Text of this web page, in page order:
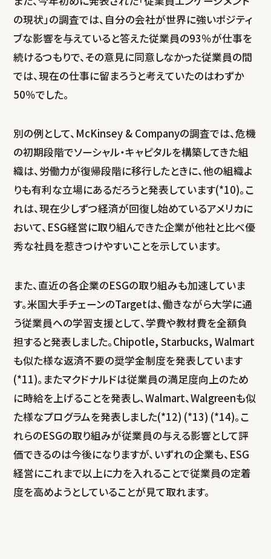
の現状」の調査では、自分の会社が世界に強いポジティ
ブな影響を与えていると答えた従業員の93％が仕事を
続けるつもりで、その意見に同意しなかった従業員の間
では、現在の仕事に留まろうと考えていたのはわずか
50％でした。
別の例として、McKinsey & Companyの調査では、危機
の初期段階でソーシャル・キャピタルを構築してきた組
織は、労働力が復帰段階に移行したときに、他の組織よ
りも有利な立場にあるだろうと発表しています(*10)。こ
れは、現在少しずつ経済が回復し始めているアメリカに
おいて、ESG経営に取り組んできた企業が他社と比べ優
秀な社員を惹きつけやすいことを示しています。
また、直近の各企業のESGの取り組みも加速していま
す。米国大手チェーンのTargetは、働きながら大学に通
う従業員への学習支援として、学費や教材費を全額負
担すると発表しました。Chipotle, Starbucks, Walmart
も似た様な返済不要の奨学金制度を発表しています
(*11)。またマクドナルドは従業員の満足度向上のため
に時給を上げることを発表し、Walmart、Walgreenも似
た様なプログラムを発表しました(*12) (*13) (*14)。こ
れらのESGの取り組みが従業員の与える影響として評
価できるのは今後になりますが、いずれの企業も、ESG
経営にこれまで以上に力を入れることで従業員の定着
度を高めようとしていることが見て取れます。